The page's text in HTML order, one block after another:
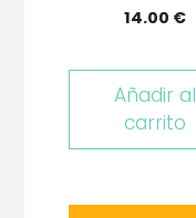
14.00 €
Añadir al
carrito